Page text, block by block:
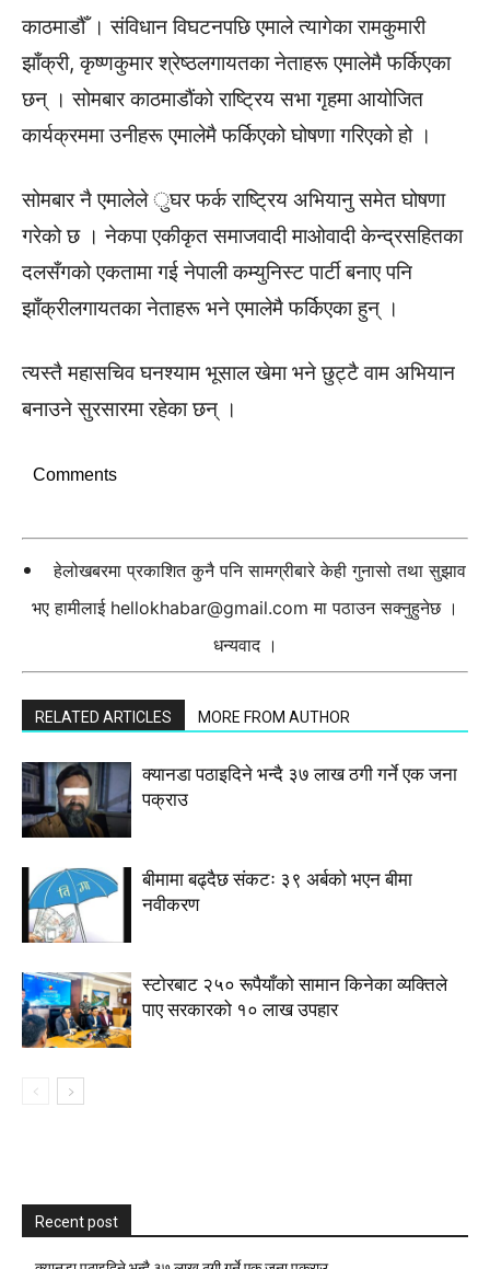
काठमाडौँ । संविधान विघटनपछि एमाले त्यागेका रामकुमारी
झाँक्री, कृष्णकुमार श्रेष्ठलगायतका नेताहरू एमालेमै फर्किएका
छन् । सोमबार काठमाडौंको राष्ट्रिय सभा गृहमा आयोजित
कार्यक्रममा उनीहरू एमालेमै फर्किएको घोषणा गरिएको हो ।
सोमबार नै एमालेले ुघर फर्क राष्ट्रिय अभियानु समेत घोषणा
गरेको छ । नेकपा एकीकृत समाजवादी माओवादी केन्द्रसहितका
दलसँगको एकतामा गई नेपाली कम्युनिस्ट पार्टी बनाए पनि
झाँक्रीलगायतका नेताहरू भने एमालेमै फर्किएका हुन् ।
त्यस्तै महासचिव घनश्याम भूसाल खेमा भने छुट्टै वाम अभियान
बनाउने सुरसारमा रहेका छन् ।
Comments
हेलोखबरमा प्रकाशित कुनै पनि सामग्रीबारे केही गुनासो तथा सुझाव
भए हामीलाई hellokhabar@gmail.com मा पठाउन सक्नुहुनेछ ।
धन्यवाद ।
RELATED ARTICLES MORE FROM AUTHOR
क्यानडा पठाइदिने भन्दै ३७ लाख ठगी गर्ने एक जना
पक्राउ
बीमामा बढ्दैछ संकटः ३९ अर्बको भएन बीमा
नवीकरण
स्टाेरबाट २५० रूपैयाँको सामान किनेका व्यक्तिले
पाए सरकारको १० लाख उपहार
Recent post